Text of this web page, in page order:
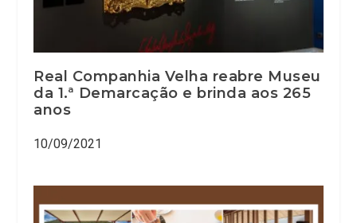
Real Companhia Velha reabre Museu
da 1.ª Demarcação e brinda aos 265
anos
10/09/2021